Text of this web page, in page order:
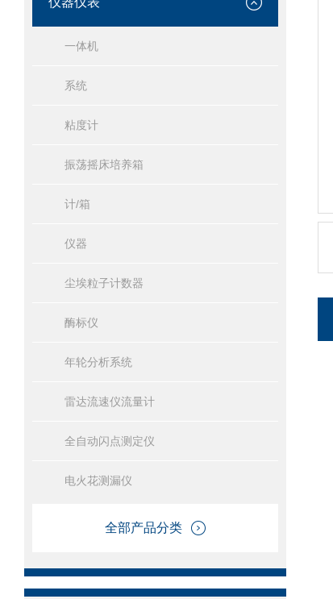
一体机
系统
粘度计
振荡摇床培养箱
计/箱
仪器
尘埃粒子计数器
酶标仪
年轮分析系统
雷达流速仪流量计
全自动闪点测定仪
电火花测漏仪
全部产品分类